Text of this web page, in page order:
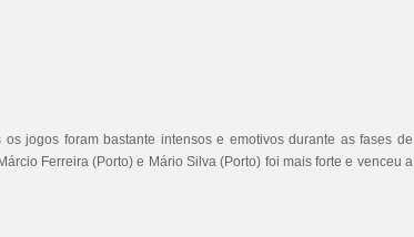
foram bastante intensos e emotivos durante as fases de
Ferreira (Porto) e Mário Silva (Porto) foi mais forte e venceu a